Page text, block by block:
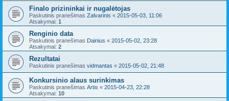
Finalo prizininkai ir nugalėtojas
Paskutinis pranešimas Zalvarinis « 2015-05-03, 11:06
Atsakymai: 1
Renginio data
Paskutinis pranešimas Dainius « 2015-05-02, 23:28
Atsakymai: 2
Rezultatai
Paskutinis pranešimas vidmantas « 2015-05-02, 21:48
Konkursinio alaus surinkimas
Paskutinis pranešimas Artis « 2015-04-23, 22:28
Atsakymai: 10